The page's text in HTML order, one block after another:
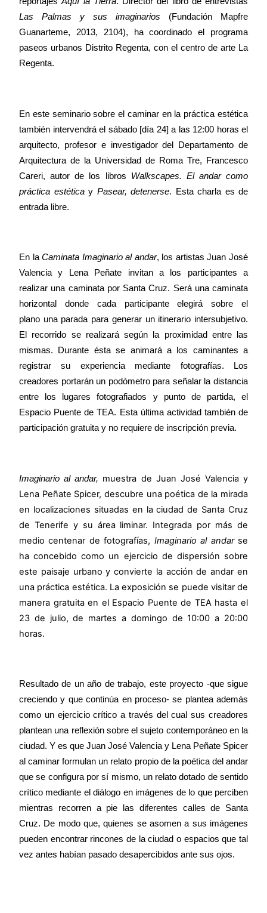
Las Palmas y sus imaginarios (Fundación Mapfre
Guanarteme, 2013, 2104), ha coordinado el programa
paseos urbanos Distrito Regenta, con el centro de arte La
Regenta.
En este seminario sobre el caminar en la práctica estética
también intervendrá el sábado [día 24] a las 12:00 horas el
arquitecto, profesor e investigador del Departamento de
Arquitectura de
la Universidad de Roma Tre, Francesco
Careri, autor de los libros Walkscapes. El andar como
práctica estética y Pasear, detenerse. Esta charla es de
entrada libre.
En laCaminata Imaginarioal andar, los artistas Juan José
Valencia y Lena Peñate invitan a los participantes a
realizar una caminata por Santa Cruz. Será una caminata
horizontal donde cada participante elegirá sobre el
plano una parada para generar un itinerario intersubjetivo.
El recorrido se realizará según la proximidad entre las
mismas. Durante ésta se animará a los caminantes a
registrar su experiencia mediante fotografías. Los
creadores portarán un podómetro para señalar la distancia
entre los lugares fotografiados y punto de partida, el
Espacio Puente de TEA. Esta última actividad también de
participación gratuita y no requiere de inscripción previa.
Imaginario al andar, muestra de Juan José Valencia y
Lena Peñate Spicer, descubre una poética de la mirada
en localizaciones situadas en la ciudad de Santa Cruz
de Tenerife y su área liminar. Integrada por más de
medio centenar de fotografías, Imaginario al andarse
ha concebido como un ejercicio de dispersión sobre
este paisaje urbano y convierte la acción de andar en
una práctica estética. La exposición se puede visitar de
manera gratuita en el Espacio Puente de TEA hasta el
23 de julio, de martes a domingo de 10:00 a 20:00
horas.
Resultado de un año de trabajo, este proyecto -que sigue
creciendo y que continúa en proceso- se plantea además
como un ejercicio crítico a través del cual sus creadores
plantean una reflexión sobre el sujeto contemporáneo en la
ciudad. Y es que Juan José Valencia y Lena Peñate Spicer
al caminar formulan un relato propio de la poética del andar
que se configura por sí mismo, un relato dotado de sentido
crítico mediante el diálogo en imágenes de lo que perciben
mientras recorren a pie las diferentes calles de Santa
Cruz. De modo que, quienes se asomen a sus imágenes
pueden encontrar rincones de la ciudad o espacios que tal
vez antes habían pasado desapercibidos ante sus ojos.